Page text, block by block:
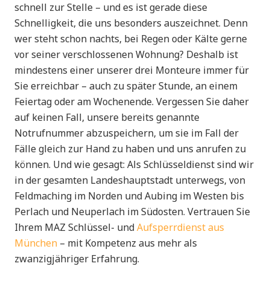
schnell zur Stelle – und es ist gerade diese
Schnelligkeit, die uns besonders auszeichnet. Denn
wer steht schon nachts, bei Regen oder Kälte gerne
vor seiner verschlossenen Wohnung? Deshalb ist
mindestens einer unserer drei Monteure immer für
Sie erreichbar – auch zu später Stunde, an einem
Feiertag oder am Wochenende. Vergessen Sie daher
auf keinen Fall, unsere bereits genannte
Notrufnummer abzuspeichern, um sie im Fall der
Fälle gleich zur Hand zu haben und uns anrufen zu
können. Und wie gesagt: Als Schlüsseldienst sind wir
in der gesamten Landeshauptstadt unterwegs, von
Feldmaching im Norden und Aubing im Westen bis
Perlach und Neuperlach im Südosten. Vertrauen Sie
Ihrem MAZ Schlüssel- undAufsperrdienst aus
München – mit Kompetenz aus mehr als
zwanzigjähriger Erfahrung.